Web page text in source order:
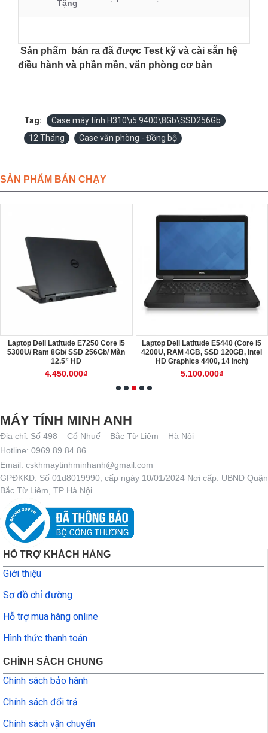
Tặng
Sản phẩm bán ra đã được Test kỹ và cài sẵn hệ
điều hành và phần mền, văn phòng cơ bản
Tag:
Case máy tính H310\i5.9400\8Gb\SSD256Gb
12 Tháng
Case văn phòng - Đồng bộ
SẢN PHẨM BÁN CHẠY
Laptop Dell Latitude E7250 Core i5
5300U/ Ram 8Gb/ SSD 256Gb/ Màn
12.5” HD
4.450.000₫
Laptop Dell Latitude E5440 (Core i5
4200U, RAM 4GB, SSD 120GB, Intel
HD Graphics 4400, 14 inch)
5.100.000₫
MÁY TÍNH MINH ANH
Địa chỉ: Số 498 – Cổ Nhuế – Bắc Từ Liêm – Hà Nội
Hotline: 0969.89.84.86
Email: cskhmaytinhminhanh@gmail.com
GPĐKKD: Số 01d8019990, cấp ngày 10/01/2024 Nơi cấp: UBND Quận
Bắc Từ Liêm, TP Hà Nội.
HỖ TRỢ KHÁCH HÀNG
Giới thiệu
Sơ đồ chỉ đường
Hỗ trợ mua hàng online
Hình thức thanh toán
CHÍNH SÁCH CHUNG
Chính sách bảo hành
Chính sách đổi trả
Chính sách vận chuyển